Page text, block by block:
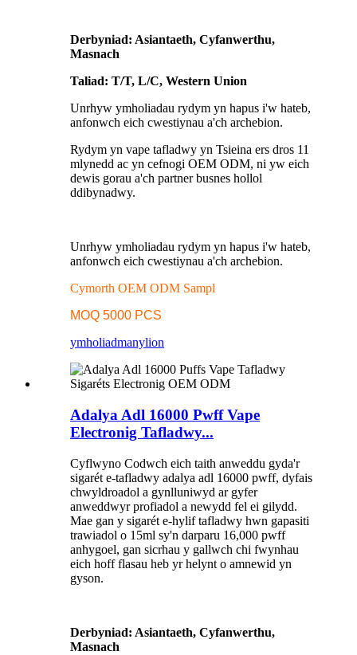
Derbyniad: Asiantaeth, Cyfanwerthu,
Masnach
Taliad: T/T, L/C, Western Union
Unrhyw ymholiadau rydym yn hapus i'w hateb,
anfonwch eich cwestiynau a'ch archebion.
Rydym yn vape tafladwy yn Tsieina ers dros 11
mlynedd ac yn cefnogi OEM ODM, ni yw eich
dewis gorau a'ch partner busnes hollol
ddibynadwy.
Unrhyw ymholiadau rydym yn hapus i'w hateb,
anfonwch eich cwestiynau a'ch archebion.
Cymorth OEM ODM Sampl
MOQ 5000 PCS
ymholiadmanylion
Adalya Adl 16000 Pwff Vape
Electronig Tafladwy...
Cyflwyno Codwch eich taith anweddu gyda'r
sigarét e-tafladwy adalya adl 16000 pwff, dyfais
chwyldroadol a gynlluniwyd ar gyfer
anweddwyr profiadol a newydd fel ei gilydd.
Mae gan y sigarét e-hylif tafladwy hwn gapasiti
trawiadol o 15ml sy'n darparu 16,000 pwff
anhygoel, gan sicrhau y gallwch chi fwynhau
eich hoff flasau heb yr helynt o amnewid yn
gyson.
Derbyniad: Asiantaeth, Cyfanwerthu,
Masnach